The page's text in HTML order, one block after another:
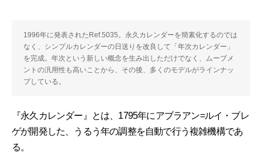
1996年に発表されたRef.5035。永久カレンダーを簡素化するのでは
なく、シンプルカレンダーの日送りを改良して「年次カレンダー」
を完成。年次という新しい概念を生み出しただけでなく、ムーブメ
ントの汎用性も高いことから、その後、多くのモデルがラインナッ
プしている。
『永久カレンダー』とは、1795年にアブラアン=ルイ・ブレ
ゲが開発した、うるう年の調整を自動で行う複雑機構であ
る。